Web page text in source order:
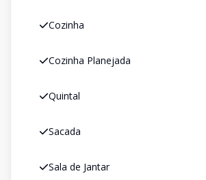
Cozinha
Cozinha Planejada
Quintal
Sacada
Sala de Jantar